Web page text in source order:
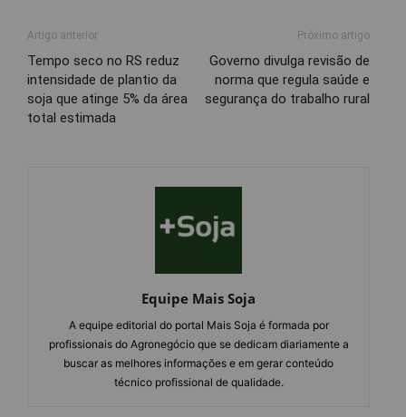
Artigo anterior
Tempo seco no RS reduz
intensidade de plantio da
soja que atinge 5% da área
total estimada
Próximo artigo
Governo divulga revisão de
norma que regula saúde e
segurança do trabalho rural
Equipe Mais Soja
A equipe editorial do portal Mais Soja é formada por
profissionais do Agronegócio que se dedicam diariamente a
buscar as melhores informações e em gerar conteúdo
técnico profissional de qualidade.